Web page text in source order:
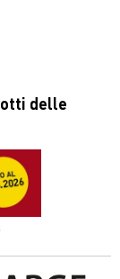
delle